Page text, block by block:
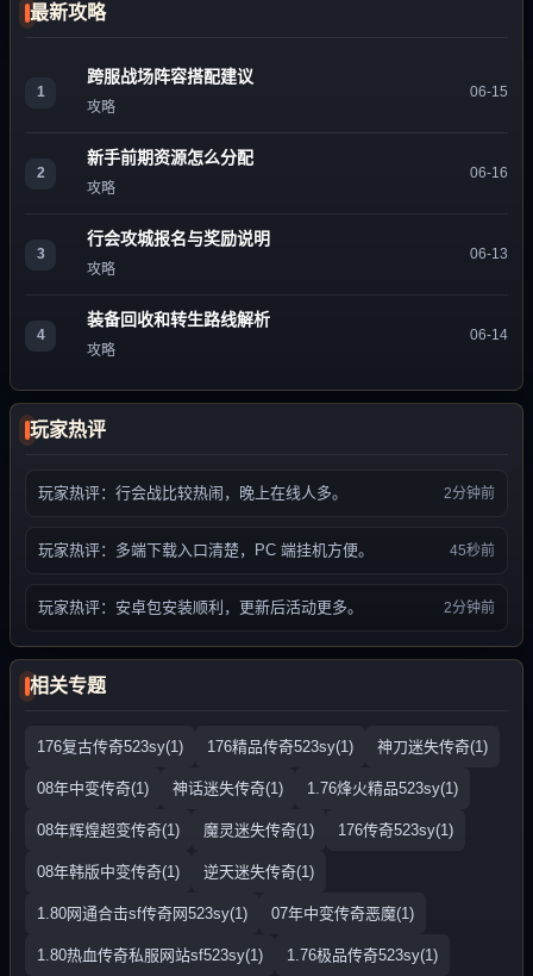
最新攻略
1
跨服战场阵容搭配建议
攻略
06-15
2
新手前期资源怎么分配
攻略
06-16
3
行会攻城报名与奖励说明
攻略
06-13
4
装备回收和转生路线解析
攻略
06-14
玩家热评
玩家热评：行会战比较热闹，晚上在线人多。 2分钟前
玩家热评：多端下载入口清楚，PC 端挂机方便。 45秒前
玩家热评：安卓包安装顺利，更新后活动更多。 2分钟前
相关专题
176复古传奇523sy(1) 176精品传奇523sy(1) 神刀迷失传奇(1)
08年中变传奇(1) 神话迷失传奇(1) 1.76烽火精品523sy(1)
08年辉煌超变传奇(1) 魔灵迷失传奇(1) 176传奇523sy(1)
08年韩版中变传奇(1) 逆天迷失传奇(1)
1.80网通合击sf传奇网523sy(1) 07年中变传奇恶魔(1)
1.80热血传奇私服网站sf523sy(1) 1.76极品传奇523sy(1)